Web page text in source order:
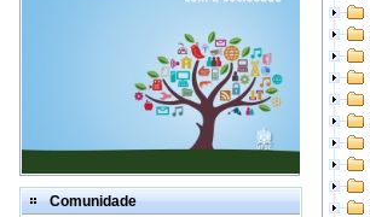
Comunidade